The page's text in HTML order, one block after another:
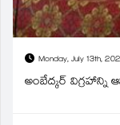
Monday, July 13th,
అంబేద్కర్ విగ్రహాన్ని